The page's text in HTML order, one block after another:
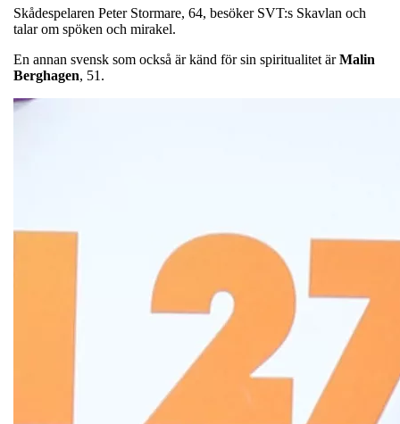
Skådespelaren Peter Stormare, 64, besöker SVT:s Skavlan och
talar om spöken och mirakel.
En annan svensk som också är känd för sin spiritualitet ärMalin
Berghagen, 51.